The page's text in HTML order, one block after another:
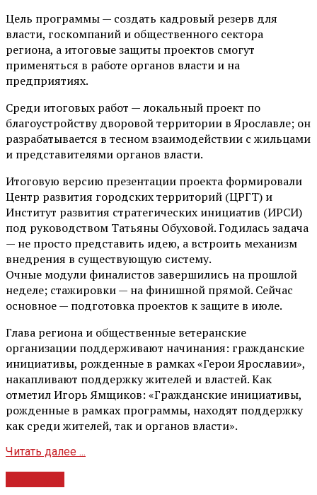
Цель программы — создать кадровый резерв для
власти, госкомпаний и общественного сектора
региона, а итоговые защиты проектов смогут
применяться в работе органов власти и на
предприятиях.
Среди итоговых работ — локальный проект по
благоустройству дворовой территории в Ярославле; он
разрабатывается в тесном взаимодействии с жильцами
и представителями органов власти.
Итоговую версию презентации проекта формировали
Центр развития городских территорий (ЦРГТ) и
Институт развития стратегических инициатив (ИРСИ)
под руководством Татьяны Обуховой. Годилась задача
— не просто представить идею, а встроить механизм
внедрения в существующую систему.
Очные модули финалистов завершились на прошлой
неделе; стажировки — на финишной прямой. Сейчас
основное — подготовка проектов к защите в июле.
Глава региона и общественные ветеранские
организации поддерживают начинания: гражданские
инициативы, рожденные в рамках «Герои Ярославии»,
накапливают поддержку жителей и властей. Как
отметил Игорь Ямщиков: «Гражданские инициативы,
рожденные в рамках программы, находят поддержку
как среди жителей, так и органов власти».
Читать далее ...